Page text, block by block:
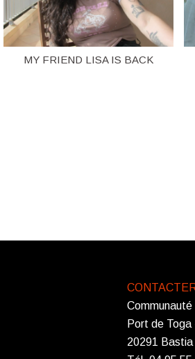
MY FRIEND LISA IS BACK
Port de Toga
20291